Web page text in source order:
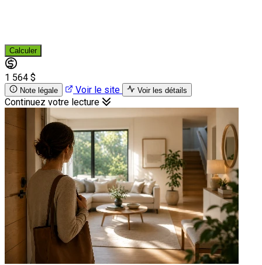
Calculer
1 564 $
Note légale Voir le site Voir les détails
Continuez votre lecture